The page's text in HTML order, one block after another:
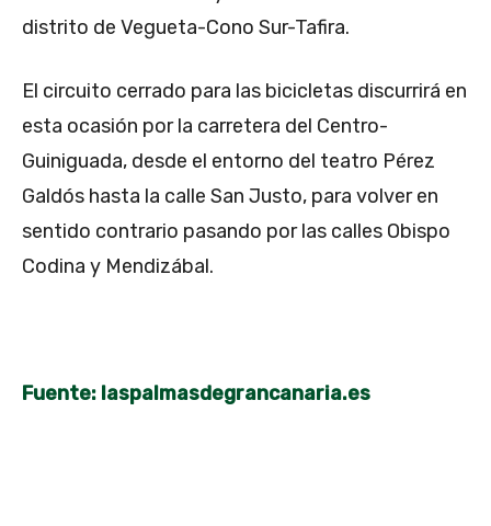
distrito de Vegueta-Cono Sur-Tafira.
El circuito cerrado para las bicicletas discurrirá en
esta ocasión por la carretera del Centro-
Guiniguada, desde el entorno del teatro Pérez
Galdós hasta la calle San Justo, para volver en
sentido contrario pasando por las calles Obispo
Codina y Mendizábal.
Fuente: laspalmasdegrancanaria.es